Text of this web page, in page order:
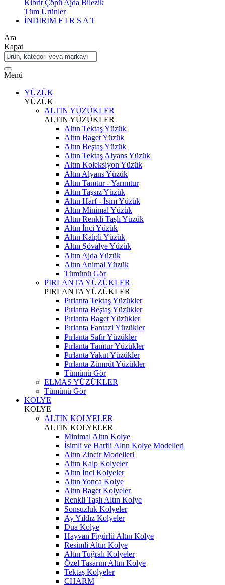
Kibrit Çöpü Ajda Bilezik
Tüm Ürünler
İNDİRİM F I R S A T
Ara
Kapat
Menü
YÜZÜK
YÜZÜK
ALTIN YÜZÜKLER
ALTIN YÜZÜKLER
Altın Tektaş Yüzük
Altın Baget Yüzük
Altın Beştaş Yüzük
Altın Tektaş Alyans Yüzük
Altın Koleksiyon Yüzük
Altın Alyans Yüzük
Altın Tamtur - Yarımtur
Altın Taşsız Yüzük
Altın Harf - İsim Yüzük
Altın Minimal Yüzük
Altın Renkli Taşlı Yüzük
Altın İnci Yüzük
Altın Kalpli Yüzük
Altın Şövalye Yüzük
Altın Ajda Yüzük
Altın Animal Yüzük
Tümünü Gör
PIRLANTA YÜZÜKLER
PIRLANTA YÜZÜKLER
Pırlanta Tektaş Yüzükler
Pırlanta Beştaş Yüzükler
Pırlanta Baget Yüzükler
Pırlanta Fantazi Yüzükler
Pırlanta Safir Yüzükler
Pırlanta Tamtur Yüzükler
Pırlanta Yakut Yüzükler
Pırlanta Zümrüt Yüzükler
Tümünü Gör
ELMAS YÜZÜKLER
Tümünü Gör
KOLYE
KOLYE
ALTIN KOLYELER
ALTIN KOLYELER
Minimal Altın Kolye
İsimli ve Harfli Altın Kolye Modelleri
Altın Zincir Modelleri
Altın Kalp Kolyeler
Altın İnci Kolyeler
Altın Yonca Kolye
Altın Baget Kolyeler
Renkli Taşlı Altın Kolye
Sonsuzluk Kolyeler
Ay Yıldız Kolyeler
Dua Kolye
Hayvan Figürlü Altın Kolye
Resimli Altın Kolye
Altın Tuğralı Kolyeler
Özel Tasarım Altın Kolye
Tektaş Kolyeler
CHARM